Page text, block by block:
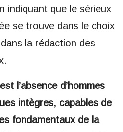
indiquant que le sérieux
se trouve dans le choix
la rédaction des
l’absence d’hommes
intègres, capables de
fondamentaux de la